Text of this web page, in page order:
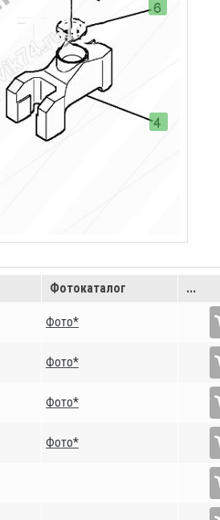
Фотокаталог ...
Фото*
Фото*
Фото*
Фото*